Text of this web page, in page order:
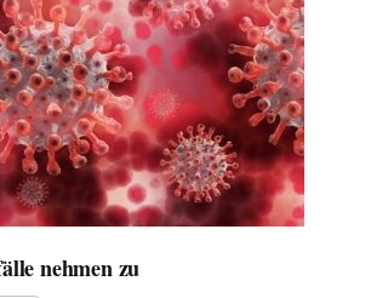
nehmen zu